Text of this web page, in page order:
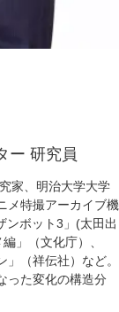
ー 研究員
家、明治大学大学
メ特撮アーカイブ機
ンボット3」(太田出
」（文化庁）、
（祥伝社）など。
った変化の構造分